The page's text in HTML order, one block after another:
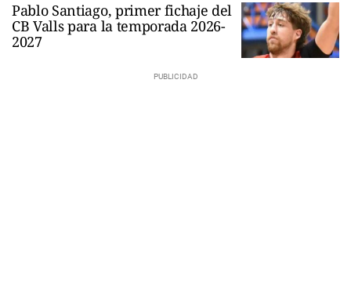
Pablo Santiago, primer fichaje del
CB Valls para la temporada 2026-
2027